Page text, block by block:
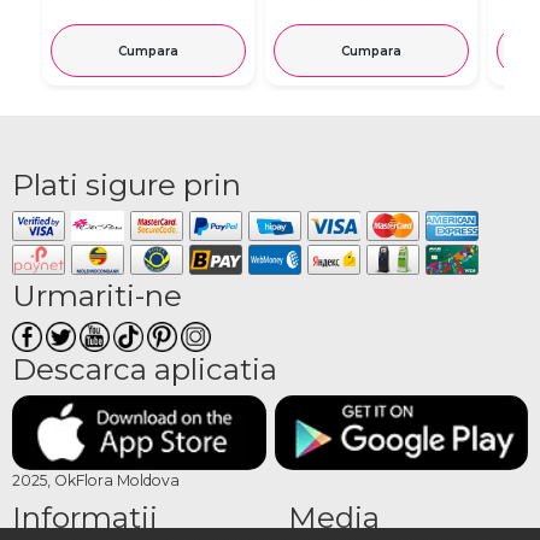
Cumpara Cumpara
Plati sigure prin
Urmariti-ne
Descarca aplicatia
2025, OkFlora Moldova
Informatii Media